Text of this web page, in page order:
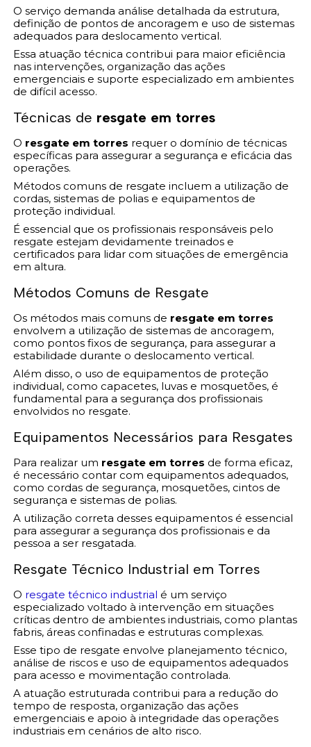
O serviço demanda análise detalhada da estrutura,
definição de pontos de ancoragem e uso de sistemas
adequados para deslocamento vertical.
Essa atuação técnica contribui para maior eficiência
nas intervenções, organização das ações
emergenciais e suporte especializado em ambientes
de difícil acesso.
Técnicas de resgate em torres
O resgate em torres requer o domínio de técnicas
específicas para assegurar a segurança e eficácia das
operações.
Métodos comuns de resgate incluem a utilização de
cordas, sistemas de polias e equipamentos de
proteção individual.
É essencial que os profissionais responsáveis pelo
resgate estejam devidamente treinados e
certificados para lidar com situações de emergência
em altura.
Métodos Comuns de Resgate
Os métodos mais comuns de resgate em torres
envolvem a utilização de sistemas de ancoragem,
como pontos fixos de segurança, para assegurar a
estabilidade durante o deslocamento vertical.
Além disso, o uso de equipamentos de proteção
individual, como capacetes, luvas e mosquetões, é
fundamental para a segurança dos profissionais
envolvidos no resgate.
Equipamentos Necessários para Resgates
Para realizar um resgate em torres de forma eficaz,
é necessário contar com equipamentos adequados,
como cordas de segurança, mosquetões, cintos de
segurança e sistemas de polias.
A utilização correta desses equipamentos é essencial
para assegurar a segurança dos profissionais e da
pessoa a ser resgatada.
Resgate Técnico Industrial em Torres
O resgate técnico industrial é um serviço
especializado voltado à intervenção em situações
críticas dentro de ambientes industriais, como plantas
fabris, áreas confinadas e estruturas complexas.
Esse tipo de resgate envolve planejamento técnico,
análise de riscos e uso de equipamentos adequados
para acesso e movimentação controlada.
A atuação estruturada contribui para a redução do
tempo de resposta, organização das ações
emergenciais e apoio à integridade das operações
industriais em cenários de alto risco.